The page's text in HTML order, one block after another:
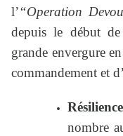
l’“Operation
depuis le début
grande envergure
commandement et
nombre